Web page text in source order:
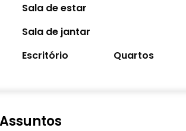
Sala de estar
Sala de jantar
Escritório
Quartos
Assuntos